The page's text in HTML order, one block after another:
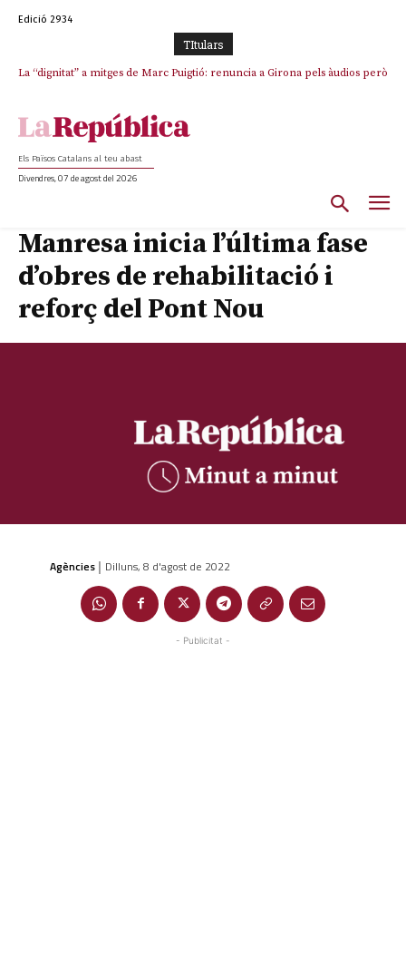
Edició 2934
TItulars
La “dignitat” a mitges de Marc Puigtió: renuncia a Girona pels àudios però
Junts exigeix que Catalunya quedi “fora” del repartiment dels menors
Els Països Catalans al teu abast
Divendres, 07 de agost del 2026
Manresa inicia l’última fase
d’obres de rehabilitació i
reforç del Pont Nou
Agències | Dilluns, 8 d'agost de 2022
- Publicitat -